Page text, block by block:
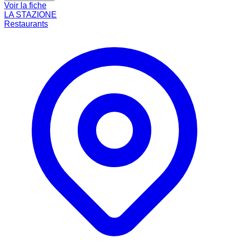
Voir la fiche
LA STAZIONE
Restaurants